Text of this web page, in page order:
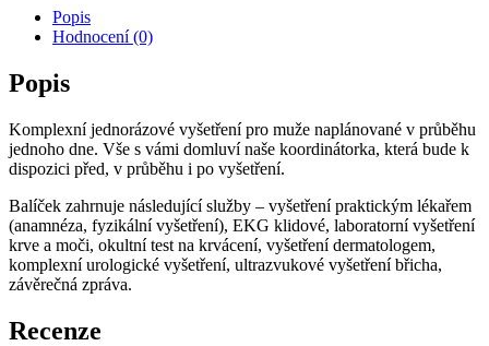
Popis
Hodnocení (0)
Popis
Komplexní jednorázové vyšetření pro muže naplánované v průběhu
jednoho dne. Vše s vámi domluví naše koordinátorka, která bude k
dispozici před, v průběhu i po vyšetření.
Balíček zahrnuje následující služby – vyšetření praktickým lékařem
(anamnéza, fyzikální vyšetření), EKG klidové, laboratorní vyšetření
krve a moči, okultní test na krvácení, vyšetření dermatologem,
komplexní urologické vyšetření, ultrazvukové vyšetření břicha,
závěrečná zpráva.
Recenze